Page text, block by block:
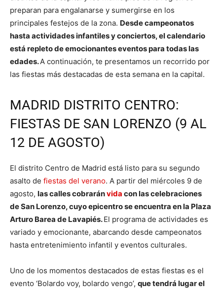
preparan para engalanarse y sumergirse en los
principales festejos de la zona. Desde campeonatos
hasta actividades infantiles y conciertos, el calendario
está repleto de emocionantes eventos para todas las
edades.A continuación, te presentamos un recorrido por
las fiestas más destacadas de esta semana en la capital.
MADRID DISTRITO CENTRO:
FIESTAS DE SAN LORENZO (9 AL
12 DE AGOSTO)
El distrito Centro de Madrid está listo para su segundo
asalto de fiestas del verano. A partir del miércoles 9 de
agosto, las calles cobraránvida con las celebraciones
de San Lorenzo, cuyo epicentro se encuentra en la Plaza
Arturo Barea de Lavapiés.El programa de actividades es
variado y emocionante, abarcando desde campeonatos
hasta entretenimiento infantil y eventos culturales.
Uno de los momentos destacados de estas fiestas es el
evento ‘Bolardo voy, bolardo vengo’, que tendrá lugar el